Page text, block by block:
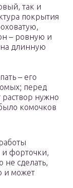
так и
покрытия
– ровную и
длинную
– его
перед
раствор нужно
комочков
и форточки,
не сделать,
и может